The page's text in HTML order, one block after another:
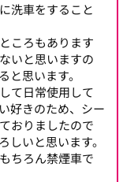
洗車をすること
ころもあります
いと思いますの
と思います。
て日常使用して
好きのため、シー
おりましたので
しいと思います。
ちろん禁煙車で